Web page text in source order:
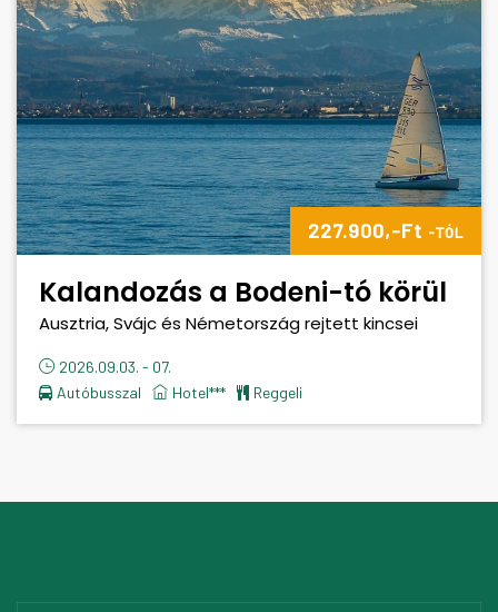
227.900,-Ft -TÓL
Kalandozás a Bodeni-tó körül
Ausztria, Svájc és Németország rejtett kincsei
2026.09.03. - 07.
Autóbusszal
Hotel*** reggeli